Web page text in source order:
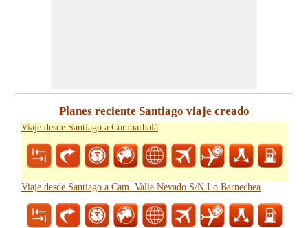
Planes reciente Santiago viaje creado
Viaje desde Santiago a Combarbalá
Viaje desde Santiago a Cam. Valle Nevado S/N Lo Barnechea